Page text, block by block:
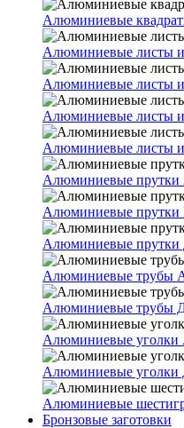
Алюминиевые
Алюминиевые листы
Алюминиевые листы
Алюминиевые листы
Алюминиевые листы
Алюминиевые
Алюминиевые прутки
Алюминиевые прутки
Алюминиевые трубы
Алюминиевые трубы
Алюминиевые уголки
Алюминиевые уголки
Алюминиевые
Бронзовые заготовки